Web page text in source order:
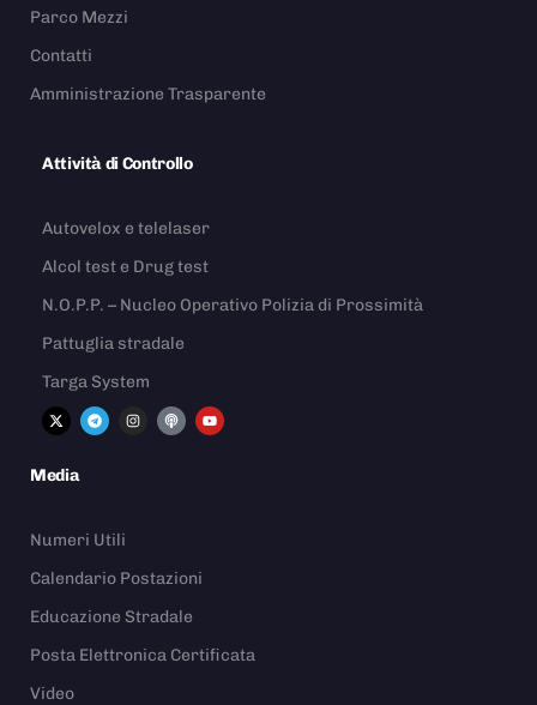
Parco Mezzi
Contatti
Amministrazione Trasparente
Attività di Controllo
Autovelox e telelaser
Alcol test e Drug test
N.O.P.P. – Nucleo Operativo Polizia di Prossimità
Pattuglia stradale
Targa System
Media
Numeri Utili
Calendario Postazioni
Educazione Stradale
Posta Elettronica Certificata
Video